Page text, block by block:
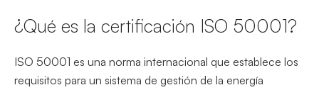
¿Qué es la certificación ISO 50001?
ISO 50001 es una norma internacional que establece los
requisitos para un sistema de gestión de la energía